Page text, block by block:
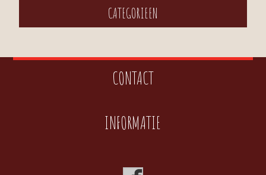
CATEGORIEEN
CONTACT
INFORMATIE